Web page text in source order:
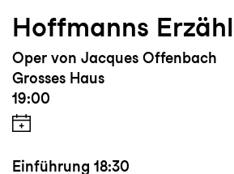
nachhaltiger Lesart und
seine Zukunft.
Hoffmanns
Oper von Jacques Offenbach
Grosses Haus
19:00
Einführung 18:30